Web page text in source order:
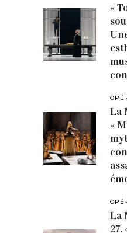
«
La
«
La
27.